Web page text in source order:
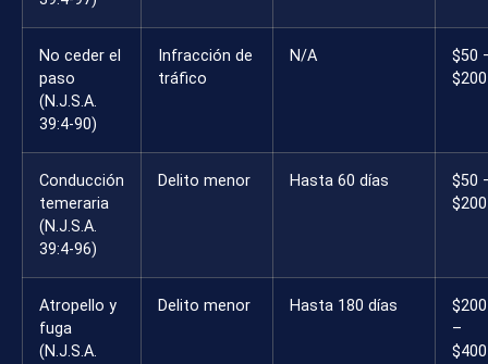
No ceder el
paso
(N.J.S.A.
39:4-90)
Infracción de
tráfico
N/A
$50
$200
Conducción
temeraria
(N.J.S.A.
39:4-96)
Delito menor Hasta 60 días
$50
$200
Atropello y
fuga
(N.J.S.A.
Delito menor Hasta 180 días
$200
–
$400